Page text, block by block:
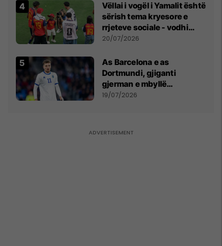
Vëllai i vogël i Yamalit është
sërish tema kryesore e
rrjeteve sociale - vodhi
vëmendjen pas finales së
20/07/2026
As Barcelona e as
Dortmundi, gjiganti
gjerman e mbyllë
marrëveshjen për Fisnik
19/07/2026